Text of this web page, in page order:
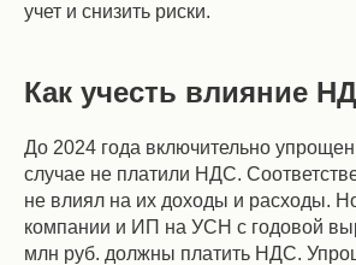
учет и снизить риски.
Как учесть влияние
До 2024 года включительно
случае не платили НДС.
не влиял на их доходы и расходы.
компании и ИП на УСН с годовой
млн руб. должны платить НДС.